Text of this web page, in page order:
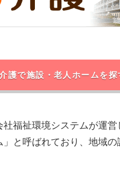
護で施設・老人ホームを探
福祉環境システムが運営
と呼ばれており、地域の